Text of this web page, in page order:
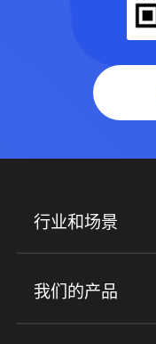
行业和场景
行业解决方案
培训机构
我们的产品